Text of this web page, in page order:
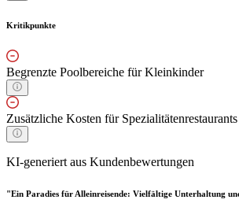
Kritikpunkte
Begrenzte Poolbereiche für Kleinkinder
Zusätzliche Kosten für Spezialitätenrestaurants
KI-generiert aus Kundenbewertungen
"Ein Paradies für Alleinreisende: Vielfältige Unterhaltung